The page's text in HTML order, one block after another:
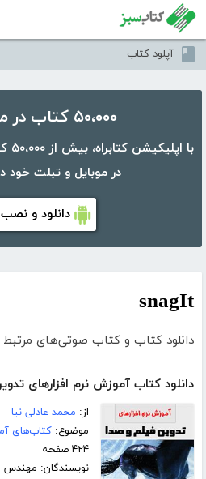
آپلود کتاب
۵۰،۰۰۰ کتاب در موبایل شما
در موبایل و تبلت خود
دانلود و نصب
snagIt
دانلود کتاب و کتاب صوتی‌های مرتبط
دانلود کتاب آموزش نرم افزارهای
از: محمد عادلی نیا
موضوع:کتاب‌های
۴۲۴ صفحه
نویسندگان: مهندس